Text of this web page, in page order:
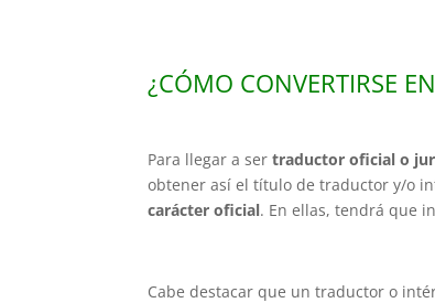
¿CÓMO CONVERTIRSE
Para llegar a ser traductor oficial o
obtener así el título de traductor y/o
carácter oficial. En ellas, tendrá que
Cabe destacar que un traductor o